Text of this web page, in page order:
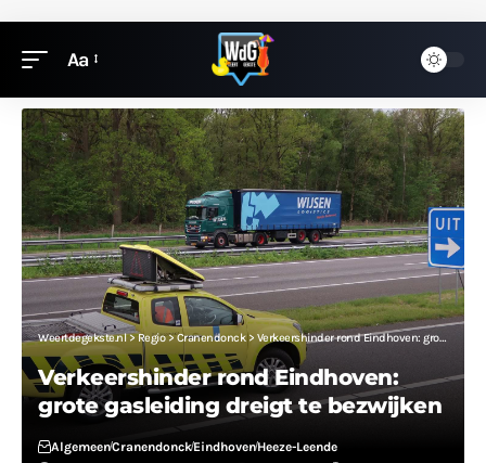
Aa
Weertdegekste.nl>Regio>Cranendonck> Verkeershinder rond Eindhoven: grote gasleiding dreigt te bezwijken
Verkeershinder rond Eindhoven:
grote gasleiding dreigt te bezwijken
AlgemeenCranendonckEindhovenHeeze-Leende